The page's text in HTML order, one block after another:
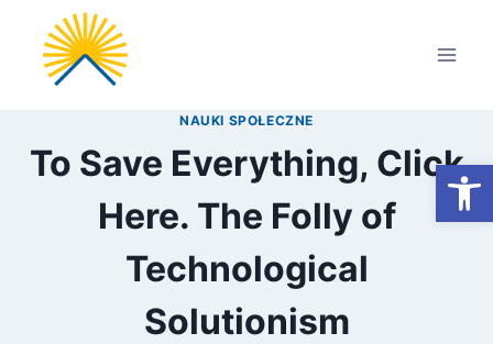
Przejdź
treści
NAUKI SPOŁECZNE
To Save Everything, Click
Here. The Folly of
Technological
Solutionism